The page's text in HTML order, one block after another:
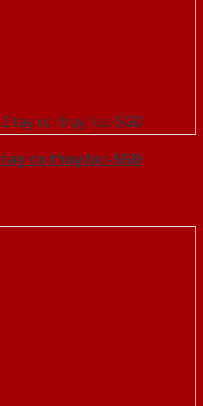
co thuy luc-SGD